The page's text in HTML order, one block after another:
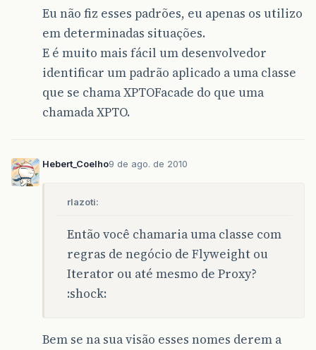
Eu não fiz esses padrões, eu apenas os utilizo
em determinadas situações.
E é muito mais fácil um desenvolvedor
identificar um padrão aplicado a uma classe
que se chama XPTOFacade do que uma
chamada XPTO.
Hebert_Coelho9 de ago. de 2010
rlazoti:
Então você chamaria uma classe com
regras de negócio de Flyweight ou
Iterator ou até mesmo de Proxy?
:shock:
Bem se na sua visão esses nomes derem a